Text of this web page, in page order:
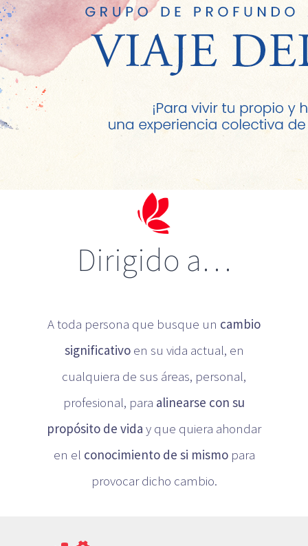
Dirigido a…
A toda persona que busque un cambio
significativoen su vida actual, en
cualquiera de sus áreas, personal,
profesional, para alinearse con su
propósito de vida y que quiera ahondar
en el conocimiento de si mismopara
provocar dicho cambio.